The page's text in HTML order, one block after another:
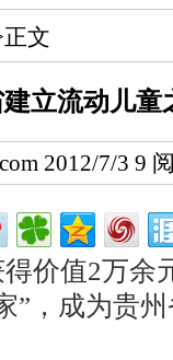
文
立流动儿童
2012/7/3 9
价值2万余
”，成为贵